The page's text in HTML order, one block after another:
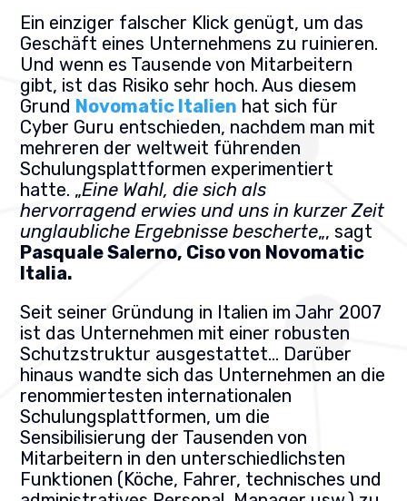
Ein einziger falscher Klick genügt, um das
Geschäft eines Unternehmens zu ruinieren.
Und wenn es Tausende von Mitarbeitern
gibt, ist das Risiko sehr hoch. Aus diesem
Grund Novomatic Italien hat sich für
Cyber Guru entschieden, nachdem man mit
mehreren der weltweit führenden
Schulungsplattformen experimentiert
hatte. „Eine Wahl, die sich als
hervorragend erwies und uns in kurzer Zeit
unglaubliche Ergebnisse bescherte„, sagt
Pasquale Salerno, Ciso von Novomatic
Italia.
Seit seiner Gründung in Italien im Jahr 2007
ist das Unternehmen mit einer robusten
Schutzstruktur ausgestattet… Darüber
hinaus wandte sich das Unternehmen an die
renommiertesten internationalen
Schulungsplattformen, um die
Sensibilisierung der Tausenden von
Mitarbeitern in den unterschiedlichsten
Funktionen (Köche, Fahrer, technisches und